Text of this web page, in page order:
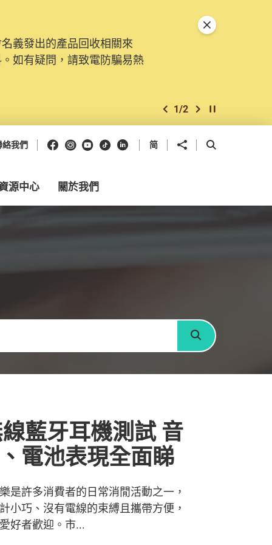
義發出的產品回收相關來
如有疑問，請致電防騙易熱
上一個
1/2 下一個開始/暫停幻燈
關閉特別通告
絡我們 Facebook
Instagram
Youtube
抖音領英 简 分享到 開啟搜尋框
源中心 關於我們
搜尋
藍牙耳機測試 音
電池表現全面睇
是許多消費者的日常消閒活動之一，
小巧、沒有電線的束縛且攜帶方便，
好者歡迎。市...